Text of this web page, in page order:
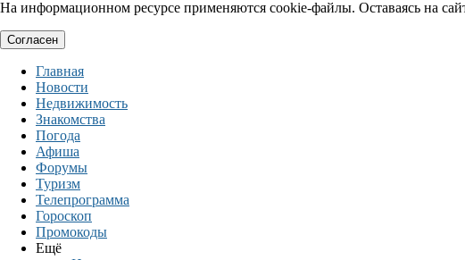
На информационном ресурсе применяются cookie-файлы. Оставаясь на
Согласен
Главная
Новости
Недвижимость
Знакомства
Погода
Афиша
Форумы
Туризм
Телепрограмма
Гороскоп
Промокоды
Ещё